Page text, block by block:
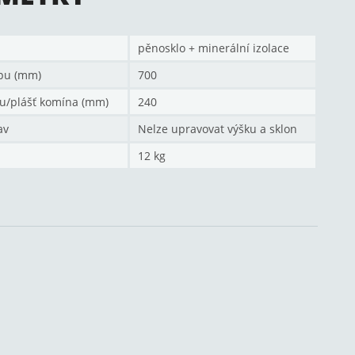
pěnosklo + minerální izolace
(mm)
700
plášť komína (mm)
240
Nelze upravovat výšku a sklon
12 kg